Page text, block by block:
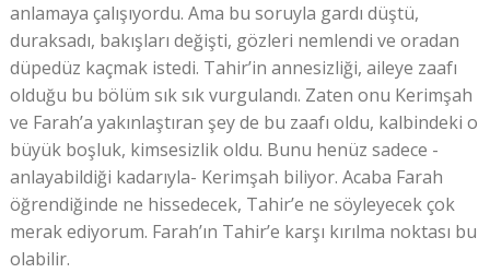
anlamaya çalışıyordu. Ama bu soruyla gardı düştü,
duraksadı, bakışları değişti, gözleri nemlendi ve oradan
düpedüz kaçmak istedi. Tahir’in annesizliği, aileye zaafı
olduğu bu bölüm sık sık vurgulandı. Zaten onu Kerimşah
ve Farah’a yakınlaştıran şey de bu zaafı oldu, kalbindeki o
büyük boşluk, kimsesizlik oldu. Bunu henüz sadece -
anlayabildiği kadarıyla- Kerimşah biliyor. Acaba Farah
öğrendiğinde ne hissedecek, Tahir’e ne söyleyecek çok
merak ediyorum. Farah’ın Tahir’e karşı kırılma noktası bu
olabilir.